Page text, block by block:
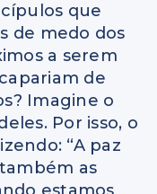
que
de medo dos
a serem
de
Imagine o
Por isso, o
“A paz
as